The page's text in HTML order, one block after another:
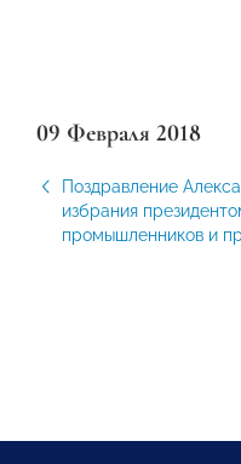
09 Февраля 2018
Поздравление
избрания
промышленников и